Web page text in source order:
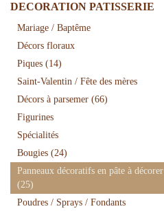
DECORATION PATISSERIE
Mariage / Baptême
Décors floraux
Piques (14)
Saint-Valentin / Fête des mères
Décors à parsemer (66)
Figurines
Spécialités
Bougies (24)
Panneaux décoratifs en pâte à décorer
(25)
Poudres / Sprays / Fondants